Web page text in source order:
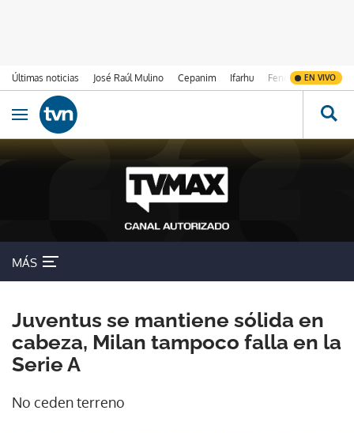
Últimas noticias José Raúl Mulino Cepanim Ifarhu Fenómeno de El
EN VIVO
Ir al contenido
Obrir navegació
MÁS
Juventus se mantiene sólida en
cabeza, Milan tampoco falla en la
Serie A
No ceden terreno